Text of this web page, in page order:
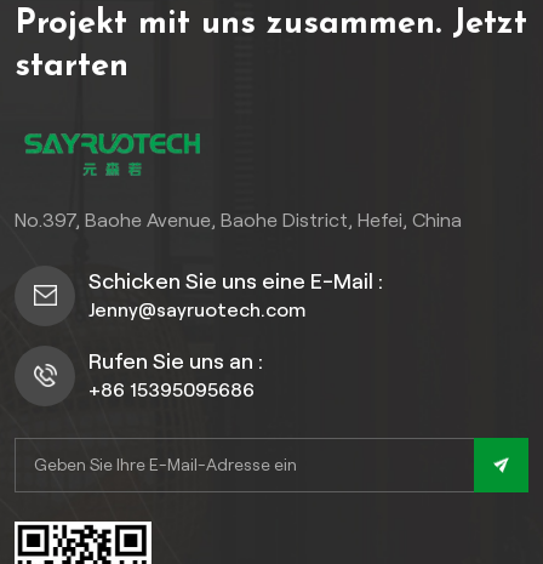
Projekt mit uns zusammen. Jetzt
starten
No.397, Baohe Avenue, Baohe District, Hefei, China
Schicken Sie uns eine E-Mail :
Jenny@sayruotech.com
Rufen Sie uns an :
+86 15395095686